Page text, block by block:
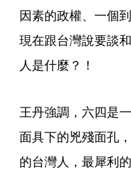
因素的政權、一個
現在跟台灣說要談
人是什麼？！
王丹強調，六四是
面具下的兇殘面孔
的台灣人，最犀利